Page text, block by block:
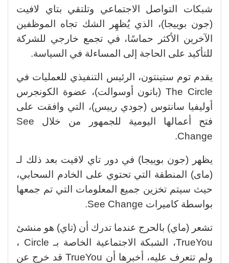
شبكات التواصل الاجتماعي وتلتقي بتاي لافيت
(جون بوييجا)، الذي يُظهِر الشك تجاه الموظفين
الآخرين الأكثر حماسًا، في تجمع خارجي للشركة
للتأكيد على الحاجة إلى المساءلة في السياسة.
يقدم توم ستينتون، الرئيس التنفيذي للعمليات في
The Circle (باتون أوسوالت)، عضوة الكونجرس
أوليفيا سانتوس (جودي رييس)، التي وافقت على
فتح أعمالها اليومية للجمهور من خلال See
Change.
يظهر (جون بوييجا) في دور تاي لافيت بعد ذلك لـ
(ماى) المنطقة التي تحتوي على الخادم السحابي،
حيث سيتم تخزين جميع المعلومات التي تم جمعها
بواسطة كاميرات See Change.
تشعر (ماي) بالحرج عندما تدرك أن (تاي) هو منشئ
TrueYou، الشبكة الاجتماعية الخاصة بـ Circle ،
ولم تتعرف عليه، أخبرها أن TrueYou قد خرج عن